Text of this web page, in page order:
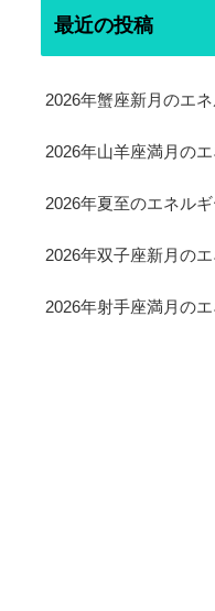
最近の投稿
2026年蟹座新月のエ
2026年山羊座満月の
2026年夏至のエネル
2026年双子座新月の
2026年射手座満月の